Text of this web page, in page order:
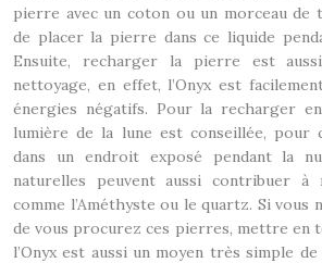
pierre avec un coton ou un morceau
de placer la pierre dans ce liquide
Ensuite, recharger la pierre est
nettoyage, en effet, l’Onyx est
énergies négatifs. Pour la recharger
lumière de la lune est conseillée, pour
dans un endroit exposé pendant la
naturelles peuvent aussi contribuer
comme l’Améthyste ou le quartz. Si vous
de vous procurez ces pierres, mettre en
l’Onyx est aussi un moyen très simple